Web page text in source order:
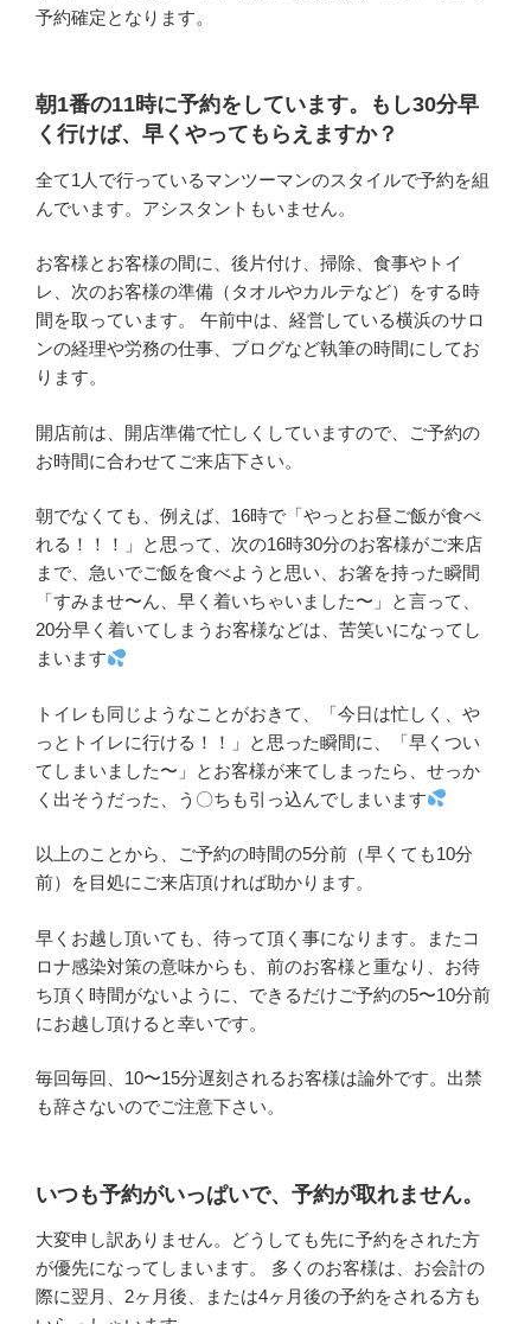
予約確定となります。
朝1番の11時に予約をしています。もし30分早
く行けば、早くやってもらえますか？
全て1人で行っているマンツーマンのスタイルで予約を組
んでいます。アシスタントもいません。
お客様とお客様の間に、後片付け、掃除、食事やトイ
レ、次のお客様の準備（タオルやカルテなど）をする時
間を取っています。 午前中は、経営している横浜のサロ
ンの経理や労務の仕事、ブログなど執筆の時間にしてお
ります。
開店前は、開店準備で忙しくしていますので、ご予約の
お時間に合わせてご来店下さい。
朝でなくても、例えば、16時で「やっとお昼ご飯が食べ
れる！！！」と思って、次の16時30分のお客様がご来店
まで、急いでご飯を食べようと思い、お箸を持った瞬間
「すみませ〜ん、早く着いちゃいました〜」と言って、
20分早く着いてしまうお客様などは、苦笑いになってし
まいます
トイレも同じようなことがおきて、「今日は忙しく、や
っとトイレに行ける！！」と思った瞬間に、「早くつい
てしまいました〜」とお客様が来てしまったら、せっか
く出そうだった、う〇ちも引っ込んでしまいます
以上のことから、ご予約の時間の5分前（早くても10分
前）を目処にご来店頂ければ助かります。
早くお越し頂いても、待って頂く事になります。またコ
ロナ感染対策の意味からも、前のお客様と重なり、お待
ち頂く時間がないように、できるだけご予約の5〜10分前
にお越し頂けると幸いです。
毎回毎回、10〜15分遅刻されるお客様は論外です。出禁
も辞さないのでご注意下さい。
いつも予約がいっぱいで、予約が取れません。
大変申し訳ありません。どうしても先に予約をされた方
が優先になってしまいます。 多くのお客様は、お会計の
際に翌月、2ヶ月後、または4ヶ月後の予約をされる方も